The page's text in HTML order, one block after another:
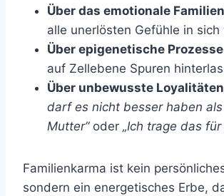
Über das emotionale
alle unerlösten Gefühle in sich
Über epigenetische Prozesse
auf Zellebene Spuren
Über unbewusste Loyalitäten
darf es nicht besser haben
Mutter“oder „Ich trage das für
Familienkarma ist kein
sondern ein energetisches Erbe,